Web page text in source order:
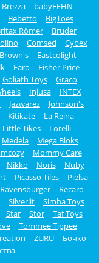
babyFEHN
Bebetto
BigToes
Römer
Bruder
Comsed
Cybex
Eastcolight
Faro
Fisher Price
Goliath Toys
Graco
Injusa
INTEX
Jazwarez
Johnson's
Kitikate
La Reina
Little Tikes
Lorelli
Medela
Mega Bloks
Mommy Care
Nikko Noris
Nuby
Picasso Tiles
Pielsa
Ravensburger
Recaro
Silverlit
Simba Toys
Star Stor
Taf Toys
Tommee Tippee
ZURU
Бочко